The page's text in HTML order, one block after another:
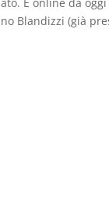
Blandizzi (già